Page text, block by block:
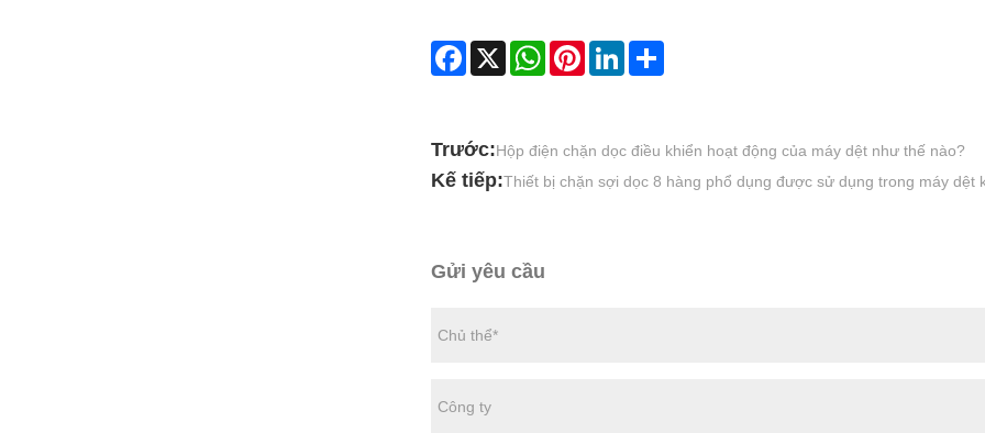
Facebook
X WhatsAppPinterestLinkedIn
Trước:Hộp điện chặn dọc điều khiển hoạt động của máy dệt như thế nào?
Kế tiếp:Thiết bị chặn sợi dọc 8 hàng phổ dụng được sử dụng trong máy dệt
Gửi yêu cầu